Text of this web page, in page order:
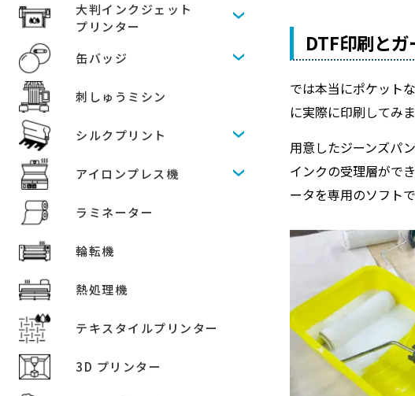
大判インクジェット
プリンター
缶バッジ
刺しゅうミシン
シルクプリント
アイロンプレス機
ラミネーター
輪転機
熱処理機
テキスタイルプリンター
3D プリンター
DTF印刷と
では本当にポケット
に実際に印刷してみ
用意したジーンズパ
インクの受理層がで
ータを専用のソフト